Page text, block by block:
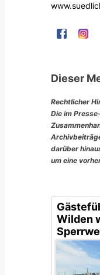
Dieser
Rechtlicher
Die im
darüber
um eine
Wilden